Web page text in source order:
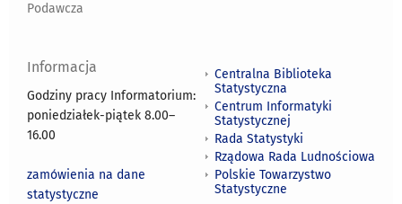
Podawcza
Informacja
Godziny pracy Informatorium:
poniedziałek-piątek 8.00–
16.00
zamówienia na dane
statystyczne
Centralna Biblioteka
Statystyczna
Centrum Informatyki
Statystycznej
Rada Statystyki
Rządowa Rada Ludnościowa
Polskie Towarzystwo
Statystyczne